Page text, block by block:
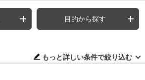
目的から探す
もっと詳しい条件で絞り込む